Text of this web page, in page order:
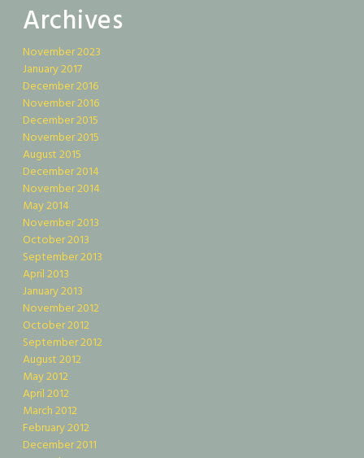
Archives
November 2023
January 2017
December 2016
November 2016
December 2015
November 2015
August 2015
December 2014
November 2014
May 2014
November 2013
October 2013
September 2013
April 2013
January 2013
November 2012
October 2012
September 2012
August 2012
May 2012
April 2012
March 2012
February 2012
December 2011